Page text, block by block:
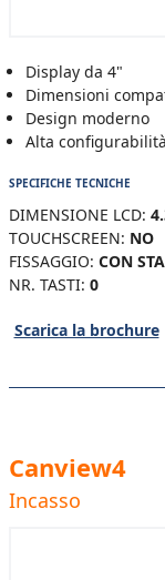
Display da 4"
Dimensioni
Design moderno
Alta
SPECIFICHE TECNICHE
DIMENSIONE LCD:
TOUCHSCREEN: NO
FISSAGGIO: CON
NR. TASTI: 0
Scarica la brochure
Canview4
Incasso